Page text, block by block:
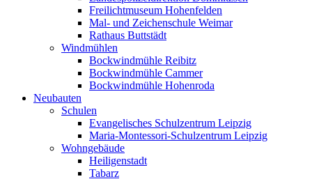
Freilichtmuseum Hohenfelden
Mal- und Zeichenschule Weimar
Rathaus Buttstädt
Windmühlen
Bockwindmühle Reibitz
Bockwindmühle Cammer
Bockwindmühle Hohenroda
Neubauten
Schulen
Evangelisches Schulzentrum Leipzig
Maria-Montessori-Schulzentrum Leipzig
Wohngebäude
Heiligenstadt
Tabarz